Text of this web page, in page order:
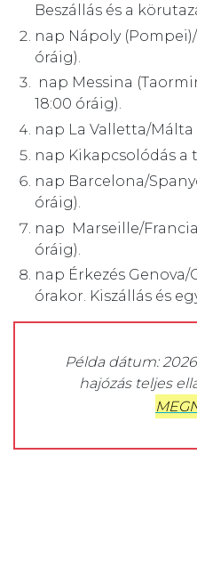
Beszállás és a
nap Nápoly (Pompei)/
óráig).
nap Messina
18:00 óráig).
nap La Valletta/Málta
nap Kikapcsolódás a
nap Barcelona/
óráig).
nap Marseille/
óráig).
nap Érkezés
órakor. Kiszállás és
Példa dátum:
hajózás teljes